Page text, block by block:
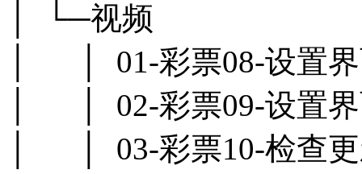
│ └─视频
│ │ 01-彩票08-设置界
│ │ 02-彩票09-设置界
│ │ 03-彩票10-检查更